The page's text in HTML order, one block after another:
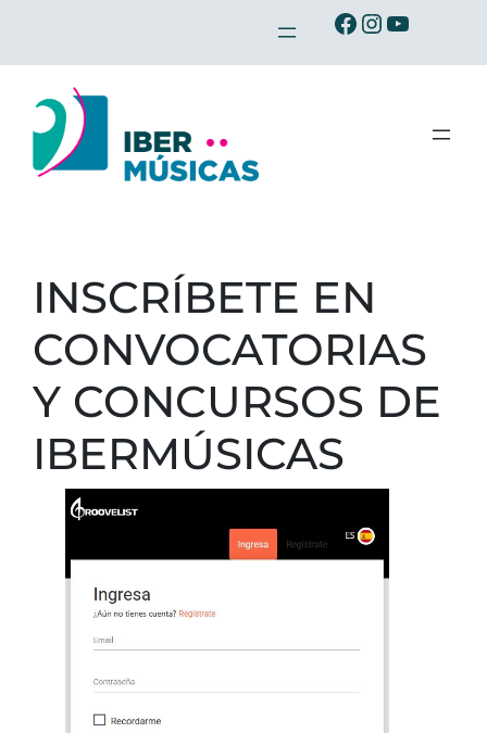
contenido
Ibermusicas en Facebook
Ibermusicas en Instagram
Ibermusicas en Youtube
INSCRÍBETE EN
CONVOCATORIAS
Y CONCURSOS DE
IBERMÚSICAS